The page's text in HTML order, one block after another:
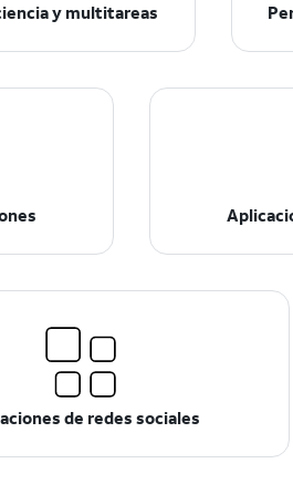
y multitareas
de redes sociales